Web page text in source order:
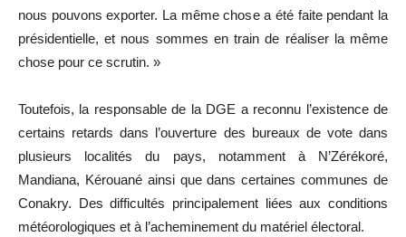
nous pouvons exporter. La même chose a été faite pendant la
présidentielle, et nous sommes en train de réaliser la même
chose pour ce scrutin. »
Toutefois, la responsable de la DGE a reconnu l’existence de
certains retards dans l’ouverture des bureaux de vote dans
plusieurs localités du pays, notamment à N’Zérékoré,
Mandiana, Kérouané ainsi que dans certaines communes de
Conakry. Des difficultés principalement liées aux conditions
météorologiques et à l’acheminement du matériel électoral.